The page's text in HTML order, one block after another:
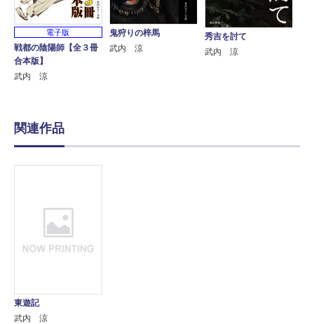
電子版
戦都の陰陽師【全３冊
合本版】
武内 涼
鬼狩りの梓馬
武内 涼
秀吉を討て
武内 涼
関連作品
東遊記
武内 涼